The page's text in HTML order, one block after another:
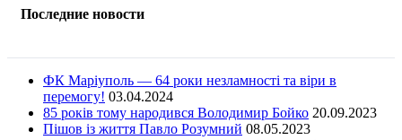
Последние новости
ФК Маріуполь — 64 роки незламності та віри в
перемогу! 03.04.2024
85 років тому народився Володимир Бойко 20.09.2023
Пішов із життя Павло Розумний 08.05.2023